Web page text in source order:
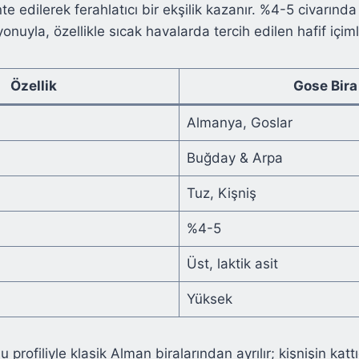
edilerek ferahlatıcı bir ekşilik kazanır. %4-5
özellikle sıcak havalarda tercih edilen hafif
Özellik Gose Bira
Almanya, Goslar
Buğday & Arpa
Tuz, Kişniş
%4-5
Üst, laktik asit
Yüksek
profiliyle klasik Alman biralarından ayrılır; kişnişin